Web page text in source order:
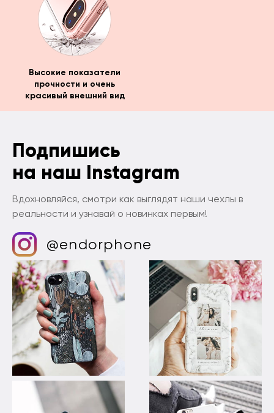
Высокие показатели
прочности и очень
красивый внешний вид
Подпишись
на наш Instagram
Вдохновляйся, смотри как выглядят наши чехлы в
реальности и узнавай о новинках первым!
@endorphone